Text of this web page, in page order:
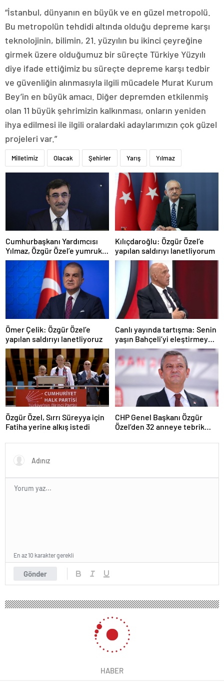
“İstanbul, dünyanın en büyük ve en güzel metropolü.
Bu metropolün tehdidi altında olduğu depreme karşı
teknolojinin, bilimin, 21. yüzyılın bu ikinci çeyreğine
girmek üzere olduğumuz bir süreçte Türkiye Yüzyılı
diye ifade ettiğimiz bu süreçte depreme karşı tedbir
ve güvenliğin alınmasıyla ilgili mücadele Murat Kurum
Bey’in en büyük amacı. Diğer depremden etkilenmiş
olan 11 büyük şehrimizin kalkınması, onların yeniden
ihya edilmesi ile ilgili oralardaki adaylarımızın çok güzel
projeleri var.”
Milletimiz Olacak Şehirler Yarış Yılmaz
Cumhurbaşkanı Yardımcısı
Yılmaz, Özgür Özel’e yumruklu
saldırıyı kınadı
Kılıçdaroğlu: Özgür Özel’e
yapılan saldırıyı lanetliyorum
Ömer Çelik: Özgür Özel’e
yapılan saldırıyı lanetliyoruz
Canlı yayında tartışma: Senin
yaşın Bahçeli’yi eleştirmeye
yetmez
Özgür Özel, Sırrı Süreyya için
Fatiha yerine alkış istedi
CHP Genel Başkanı Özgür
Özel’den 32 anneye tebrik
Gönder
En az 10 karakter gerekli
HABER